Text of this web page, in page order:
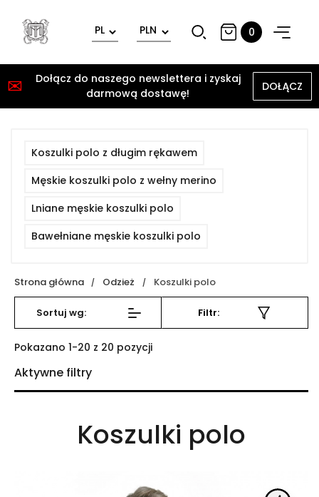
0
Koszulki polo z długim rękawem
Męskie koszulki polo z wełny merino
Lniane męskie koszulki polo
Bawełniane męskie koszulki polo
KOLOR
Strona główna Odzież Koszulki polo
Sortuj wg: Filtr:
Pokazano 1-20 z 20 pozycji
Aktywne filtry
Koszulki polo
✉
Dołącz do naszego newslettera i zyskaj
darmową dostawę!
DOŁĄCZ